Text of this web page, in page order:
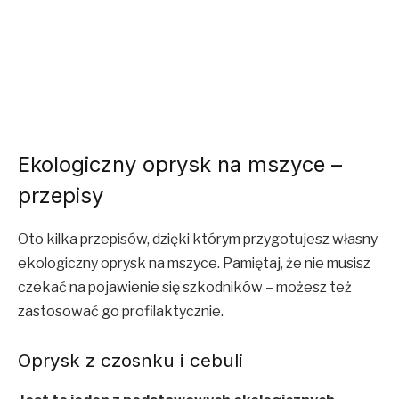
Ekologiczny oprysk na mszyce –
przepisy
Oto kilka przepisów, dzięki którym przygotujesz własny
ekologiczny oprysk na mszyce. Pamiętaj, że nie musisz
czekać na pojawienie się szkodników – możesz też
zastosować go profilaktycznie.
Oprysk z czosnku i cebuli